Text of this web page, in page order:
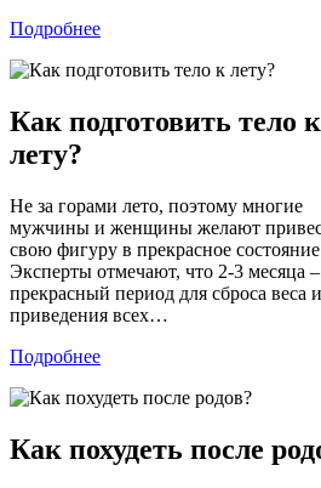
Подробнее
Как подготовить тело к
лету?
Не за горами лето, поэтому многие
мужчины и женщины желают
свою фигуру в прекрасное
Эксперты отмечают, что 2-3 месяца –
прекрасный период для сброса веса и
приведения всех…
Подробнее
Как похудеть после